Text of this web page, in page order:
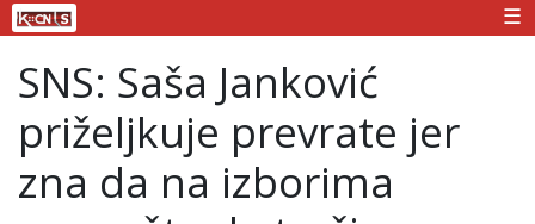
☰
SNS: Saša Janković
priželjkuje prevrate jer
zna da na izborima